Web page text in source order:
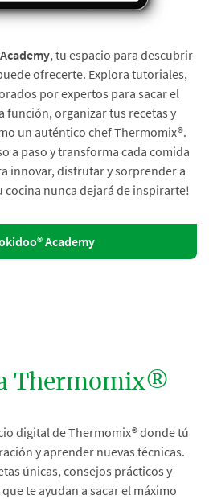
, tu espacio para descubrir
ofrecerte. Explora tutoriales,
por expertos para sacar el
función, organizar tus recetas y
un auténtico chef Thermomix®.
a paso y transforma cada comida
innovar, disfrutar y sorprender a
cocina nunca dejará de inspirarte!
Academy
Thermomix®
digital de Thermomix® donde tú
y aprender nuevas técnicas.
únicas, consejos prácticos y
te ayudan a sacar el máximo